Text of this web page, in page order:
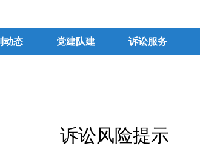
动态 党建队建 诉讼服务
诉讼风险提示